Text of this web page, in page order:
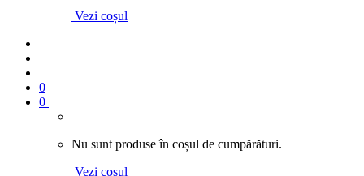
Vezi coșul
0
0
Nu sunt produse în coșul de cumpărături.
Vezi coșul